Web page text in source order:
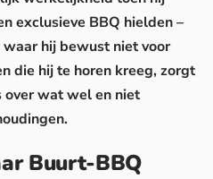
exclusieve BBQ hielden –
hij bewust niet voor
die hij te horen kreeg,zorgt
over wat wel en niet
Buurt-BBQ